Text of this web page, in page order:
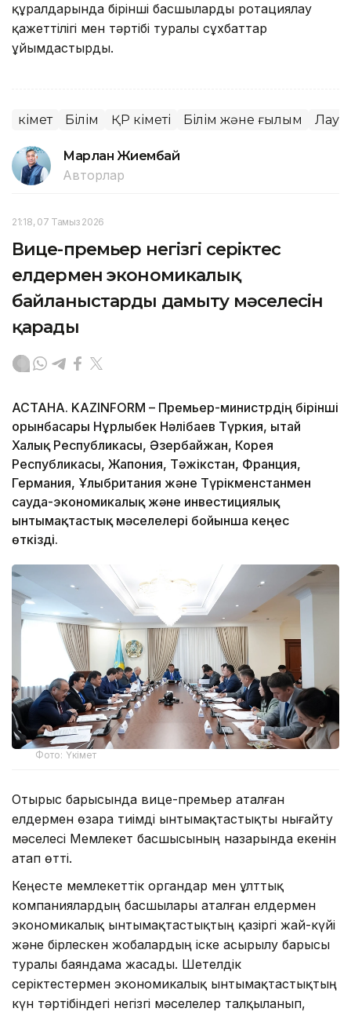
құралдарында бірінші басшыларды ротациялау
қажеттілігі мен тәртібі туралы сұхбаттар
ұйымдастырды.
Үкімет Білім ҚР Үкіметі Білім және ғылым
Марлан Жиембай
Авторлар
21:18, 07 Тамыз 2026
Вице-премьер негізгі серіктес
елдермен экономикалық
байланыстарды дамыту мәселесін
қарады
АСТАНА. KAZINFORM – Премьер-министрдің бірінші
орынбасары Нұрлыбек Нәлібаев Түркия, Қытай
Халық Республикасы, Әзербайжан, Корея
Республикасы, Жапония, Тәжікстан, Франция,
Германия, Ұлыбритания және Түрікменстанмен
сауда-экономикалық және инвестициялық
ынтымақтастық мәселелері бойынша кеңес
өткізді.
Фото: Үкімет
Отырыс барысында вице-премьер аталған
елдермен өзара тиімді ынтымақтастықты нығайту
мәселесі Мемлекет басшысының назарында екенін
атап өтті.
Кеңесте мемлекеттік органдар мен ұлттық
компаниялардың басшылары аталған елдермен
экономикалық ынтымақтастықтың қазіргі жай-күйі
және бірлескен жобалардың іске асырылу барысы
туралы баяндама жасады. Шетелдік
серіктестермен экономикалық ынтымақтастықтың
күн тәртібіндегі негізгі мәселелер талқыланып,